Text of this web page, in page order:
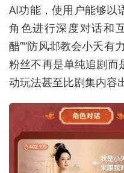
AI功能，使用户能够以
角色进行深度对话和
醋”“防风邶教会小夭有
粉丝不再是单纯追剧而
动玩法甚至比剧集内容